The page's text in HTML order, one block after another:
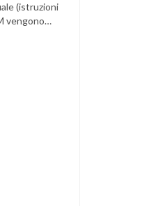
(istruzioni
vengono